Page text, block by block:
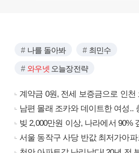
나를 돌아봐 최민수
와우넷 오늘장전략
계약금 0원, 전세 보증금으로 인천
남편 몰래 조카와 데이트한 여성..
빚 2,000만원 이상, 나라에서 90%
서울 동작구 사당 반값 최저가아